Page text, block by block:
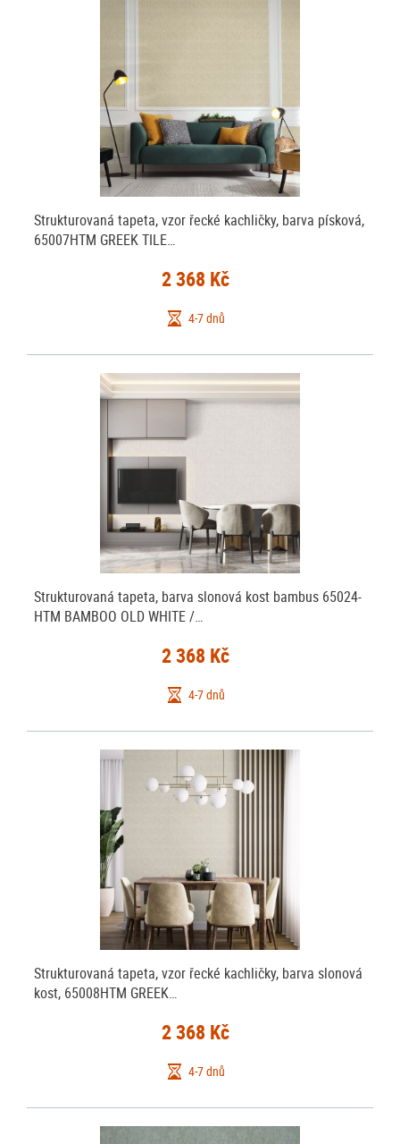
Strukturovaná tapeta, vzor řecké kachličky, barva písková,
65007HTM GREEK TILE…
2 368 Kč
4-7 dnů
Strukturovaná tapeta, barva slonová kost bambus 65024-
HTM BAMBOO OLD WHITE /…
2 368 Kč
4-7 dnů
Strukturovaná tapeta, vzor řecké kachličky, barva slonová
kost, 65008HTM GREEK…
2 368 Kč
4-7 dnů